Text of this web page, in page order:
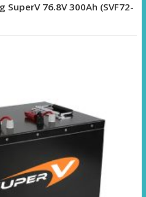
76.8V 300Ah (SVF72-